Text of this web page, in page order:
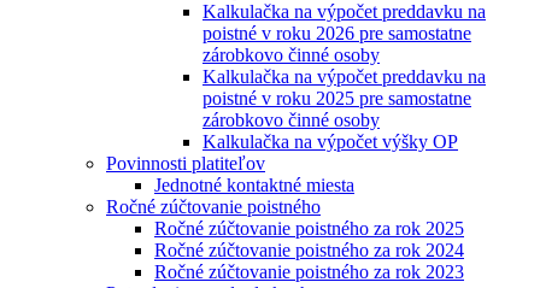
Kalkulačka na výpočet preddavku na
poistné v roku 2026 pre samostatne
zárobkovo činné osoby
Kalkulačka na výpočet preddavku na
poistné v roku 2025 pre samostatne
zárobkovo činné osoby
Kalkulačka na výpočet výšky OP
Povinnosti platiteľov
Jednotné kontaktné miesta
Ročné zúčtovanie poistného
Ročné zúčtovanie poistného za rok 2025
Ročné zúčtovanie poistného za rok 2024
Ročné zúčtovanie poistného za rok 2023